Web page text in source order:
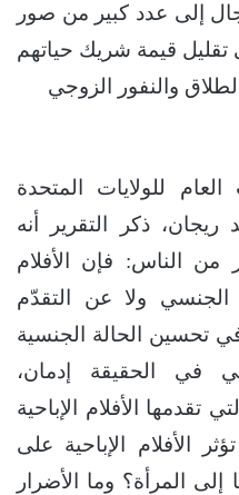
إلى عدد كبير من صور
تقليل قيمة شريك حياتهم
والنفور الزوجي
للولايات المتحدة
ريجان، ذكر التقرير أنه
الناس: فإن الأفلام
الجنسي ولا عن التقدّم
في تحسين الحالة الجنسية
في الحقيقة إدمان،
التي تقدمها الأفلام الإباحية
الأفلام الإباحية على
إلى المرأة؟ وما الأضرار